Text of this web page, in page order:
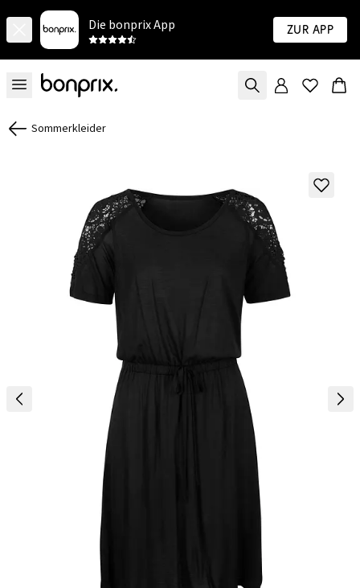
Die bonprix App Zur App
Sommerkleider